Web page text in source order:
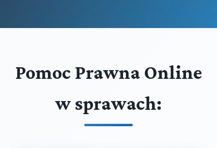
Pomoc Prawna Online
w sprawach: